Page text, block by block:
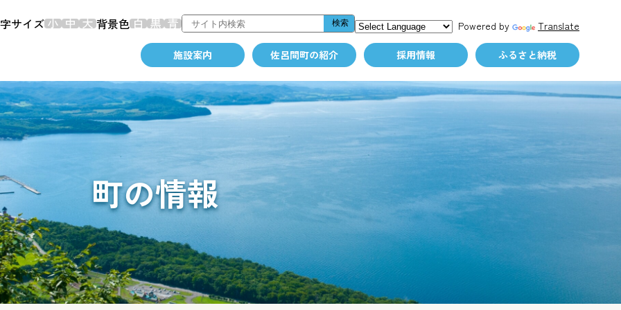
サイズ 背景色 Powered by Translate
施設案内 佐呂間町の紹介 採用情報 ふるさと納税
町の情報